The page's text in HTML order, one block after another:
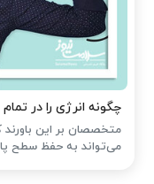
چگونه انرژی را در
متخصصان بر این باورند
می‌تواند به حفظ سطح